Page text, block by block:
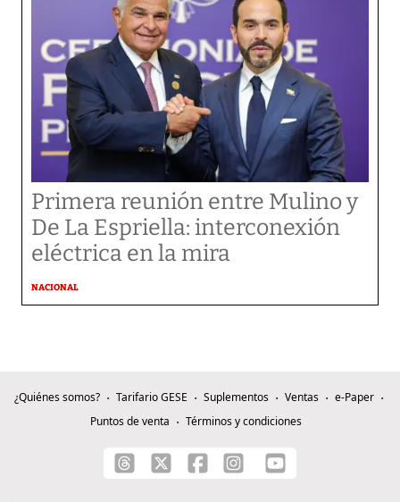
Primera reunión entre Mulino y
De La Espriella: interconexión
eléctrica en la mira
NACIONAL
¿Quiénes somos? Tarifario GESE Suplementos Ventas
e-Paper
Puntos de venta
Términos y condiciones